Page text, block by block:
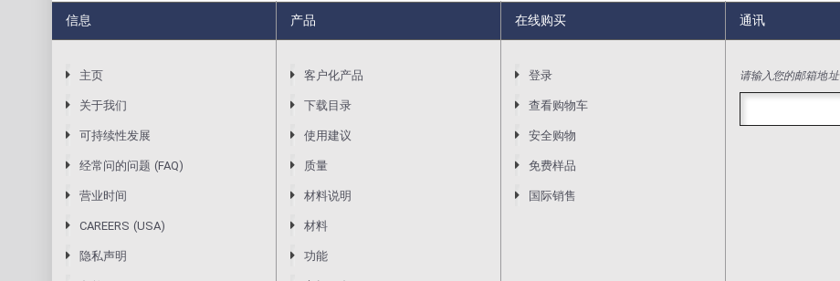
信息
主页
关于我们
可持续性发展
经常问的问题 (FAQ)
营业时间
CAREERS (USA)
隐私声明
产品
客户化产品
下载目录
使用建议
质量
材料说明
材料
功能
在线购买
登录
查看购物车
安全购物
免费样品
国际销售
通讯
请输入您的邮箱地址